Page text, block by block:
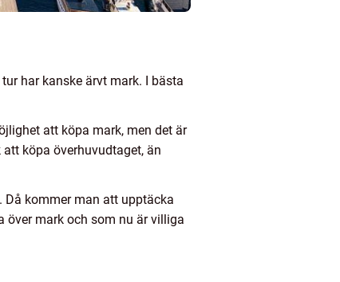
har kanske ärvt mark. I bästa
att köpa mark, men det är
köpa överhuvudtaget, än
kommer man att upptäcka
över mark och som nu är villiga